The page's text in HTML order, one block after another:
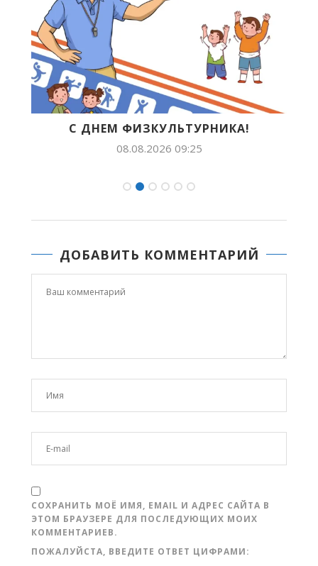
С ДНЕМ ФИЗКУЛЬТУРНИКА!
08.08.2026 09:25
ДОБАВИТЬ КОММЕНТАРИЙ
СОХРАНИТЬ МОЁ ИМЯ, EMAIL И АДРЕС САЙТА В
ЭТОМ БРАУЗЕРЕ ДЛЯ ПОСЛЕДУЮЩИХ МОИХ
КОММЕНТАРИЕВ.
ПОЖАЛУЙСТА, ВВЕДИТЕ ОТВЕТ ЦИФРАМИ: